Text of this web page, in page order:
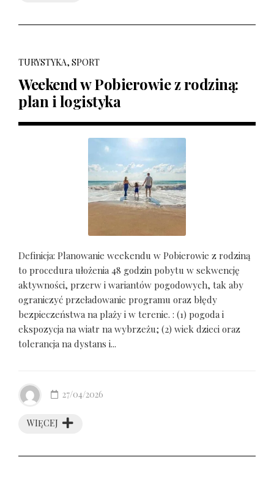
TURYSTYKA, SPORT
Weekend w Pobierowie z rodziną:
plan i logistyka
Definicja: Planowanie weekendu w Pobierowie z rodziną
to procedura ułożenia 48 godzin pobytu w sekwencję
aktywności, przerw i wariantów pogodowych, tak aby
ograniczyć przeładowanie programu oraz błędy
bezpieczeństwa na plaży i w terenie. : (1) pogoda i
ekspozycja na wiatr na wybrzeżu; (2) wiek dzieci oraz
tolerancja na dystans i...
WIĘCEJ
27/04/2026